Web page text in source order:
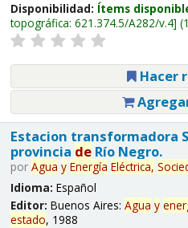
Disponibilidad: Ítems
topográfica: 621.374.5/A282/v.4
Hacer
Estacion transformadora
provincia deRío Negro.
por Agua y Energía Eléctrica,
Idioma: Español
Editor: Buenos Aires: Agua y
estado, 1988